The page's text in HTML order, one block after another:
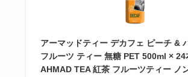
アーマッドティー デカフェ ピーチ &
フルーツ ティー 無糖 PET 500ml × 24
AHMAD TEA 紅茶 フルーツティー ノ